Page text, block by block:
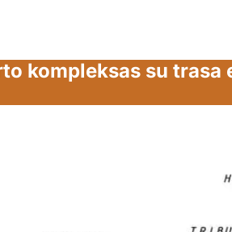
kompleksas su